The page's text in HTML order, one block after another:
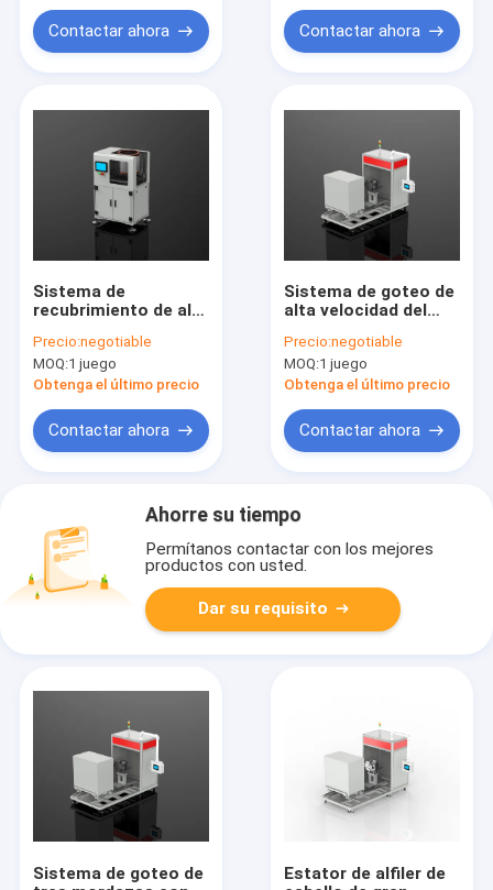
Contactar ahora Contactar ahora
Sistema de
recubrimiento de alta
estatores de
alambre plano 30-
370mm
Precio:negotiable
MOQ:1 juego
Obtenga el último precio
Contactar ahora
Sistema de goteo de
alta velocidad del
horquilla 30 RPM
PDIV Más de 4000V
Three Jaw Clamping
Precio:negotiable
MOQ:1 juego
Obtenga el último precio
Contactar ahora
Ahorre su tiempo
Permítanos contactar con los mejores
productos con usted.
Dar su requisito
Sistema de goteo de
Estator de alfiler de